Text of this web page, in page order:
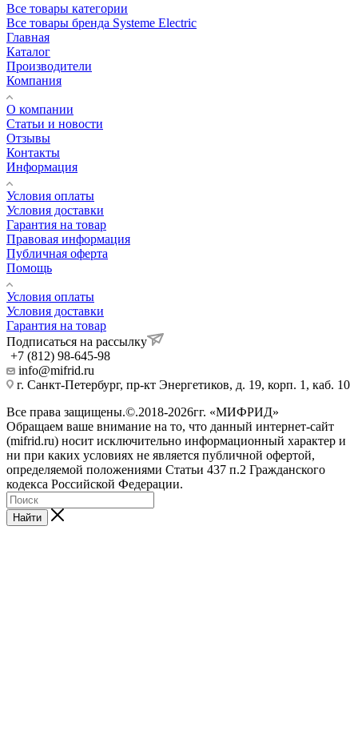
Все товары категории
Все товары бренда Systeme Electric
Главная
Каталог
Производители
Компания
О компании
Статьи и новости
Отзывы
Контакты
Информация
Условия оплаты
Условия доставки
Гарантия на товар
Правовая информация
Публичная оферта
Помощь
Условия оплаты
Условия доставки
Гарантия на товар
Подписаться на рассылку
+7 (812) 98-645-98
info@mifrid.ru
г. Санкт-Петербург, пр-кт Энергетиков, д. 19, корп. 1, каб. 10
Все права защищены.©.2018-2026гг. «МИФРИД»
Обращаем ваше внимание на то, что данный интернет-сайт
(mifrid.ru) носит исключительно информационный характер и
ни при каких условиях не является публичной офертой,
определяемой положениями Статьи 437 п.2 Гражданского
кодекса Российской Федерации.
Найти